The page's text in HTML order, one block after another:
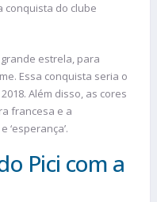
conquista do clube
estrela, para
Essa conquista seria o
Além disso, as cores
francesa e a
‘esperança’.
Pici com a